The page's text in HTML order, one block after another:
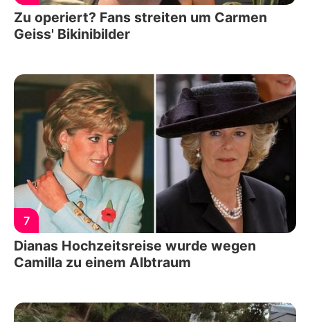
Zu operiert? Fans streiten um Carmen
Geiss' Bikinibilder
7
Dianas Hochzeitsreise wurde wegen
Camilla zu einem Albtraum